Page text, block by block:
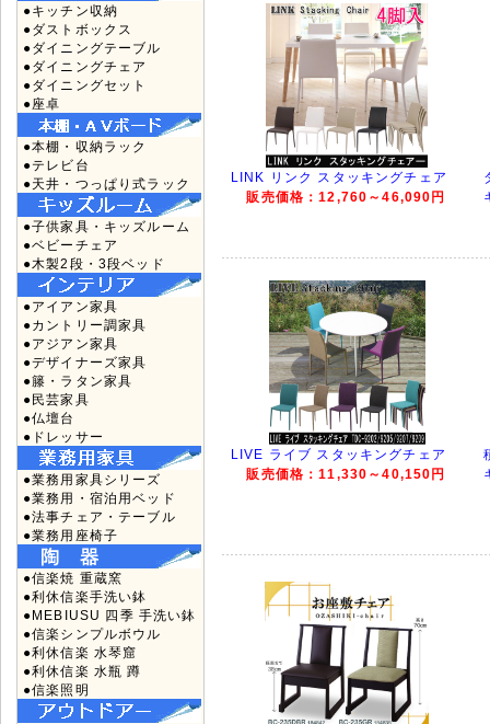
●キッチン収納
●ダストボックス
●ダイニングテーブル
●ダイニングチェア
●ダイニングセット
●座卓
●本棚・収納ラック
●テレビ台
●天井・つっぱり式ラック
●子供家具・キッズルーム
●ベビーチェア
●木製2段・3段ベッド
●アイアン家具
●カントリー調家具
●アジアン家具
●デザイナーズ家具
●籐・ラタン家具
●民芸家具
●仏壇台
●ドレッサー
●業務用家具シリーズ
●業務用・宿泊用ベッド
●法事チェア・テーブル
●業務用座椅子
●信楽焼 重蔵窯
●利休信楽手洗い鉢
●MEBIUSU 四季 手洗い鉢
●信楽シンプルボウル
●利休信楽 水琴窟
●利休信楽 水瓶 蹲
●信楽照明
LINK リンク スタッキングチェア
販売価格：12,760～46,090円
LIVE ライブ スタッキングチェア
販売価格：11,330～40,150円